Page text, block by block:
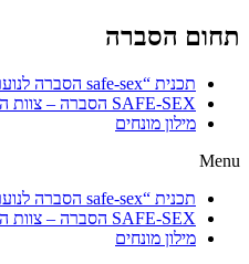
תחום הסברה
תכנית “safe-sex הסברה לנוער”
SAFE-SEX הסברה – צוות התכנית
מילון מונחים
Menu
תכנית “safe-sex הסברה לנוער”
SAFE-SEX הסברה – צוות התכנית
מילון מונחים